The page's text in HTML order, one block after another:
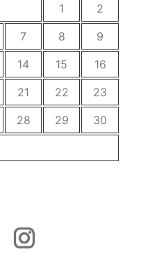
1
2
7 8
9
14 15
16
21 22
23
28 29
30
FacebookInstagram